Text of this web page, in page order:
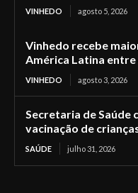
VINHEDO agosto 5, 2026
Vinhedo recebe
América Latina entre
VINHEDO agosto 3, 2026
Secretaria de Saúde
vacinação de
SAÚDE julho 31, 2026